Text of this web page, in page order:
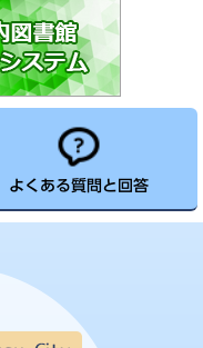
よくある質問と回答